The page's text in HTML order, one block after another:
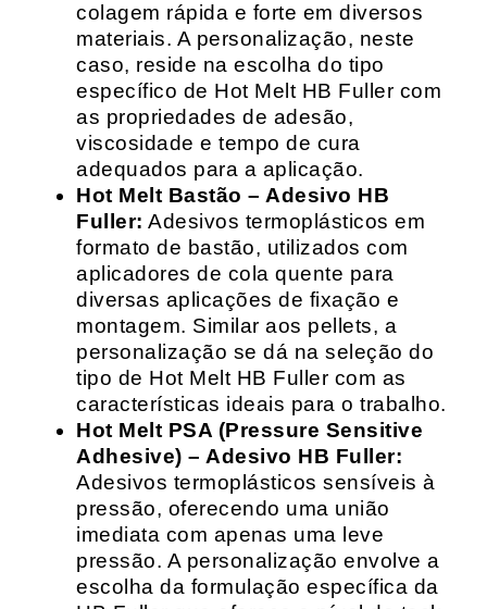
colagem rápida e forte em diversos
materiais. A personalização, neste
caso, reside na escolha do tipo
específico de Hot Melt HB Fuller com
as propriedades de adesão,
viscosidade e tempo de cura
adequados para a aplicação.
Hot Melt Bastão – Adesivo HB
Fuller: Adesivos termoplásticos em
formato de bastão, utilizados com
aplicadores de cola quente para
diversas aplicações de fixação e
montagem. Similar aos pellets, a
personalização se dá na seleção do
tipo de Hot Melt HB Fuller com as
características ideais para o trabalho.
Hot Melt PSA (Pressure Sensitive
Adhesive) – Adesivo HB Fuller:
Adesivos termoplásticos sensíveis à
pressão, oferecendo uma união
imediata com apenas uma leve
pressão. A personalização envolve a
escolha da formulação específica da